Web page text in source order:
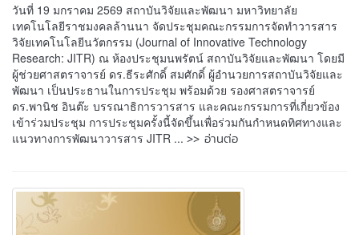
วันที่ 19 มกราคม 2569 สถาบันวิจัยและพัฒนา มหาวิทยาลัย
เทคโนโลยีราชมงคลล้านนา จัดประชุมคณะกรรมการจัดทำวารสาร
วิจัยเทคโนโลยีนวัตกรรม (Journal of Innovative Technology
Research: JITR) ณ ห้องประชุมนพรัตน์ สถาบันวิจัยและพัฒนา โดยมี
ผู้ช่วยศาสตราจารย์ ดร.ธีระศักดิ์ สมศักดิ์ ผู้อำนวยการสถาบันวิจัยและ
พัฒนา เป็นประธานในการประชุม พร้อมด้วย รองศาสตราจารย์
ดร.พานิช อินต๊ะ บรรณาธิการวารสาร และคณะกรรมการที่เกี่ยวข้อง
เข้าร่วมประชุม การประชุมครั้งนี้จัดขึ้นเพื่อร่วมกันกำหนดทิศทางและ
แนวทางการพัฒนาวารสาร JITR ... >> อ่านต่อ